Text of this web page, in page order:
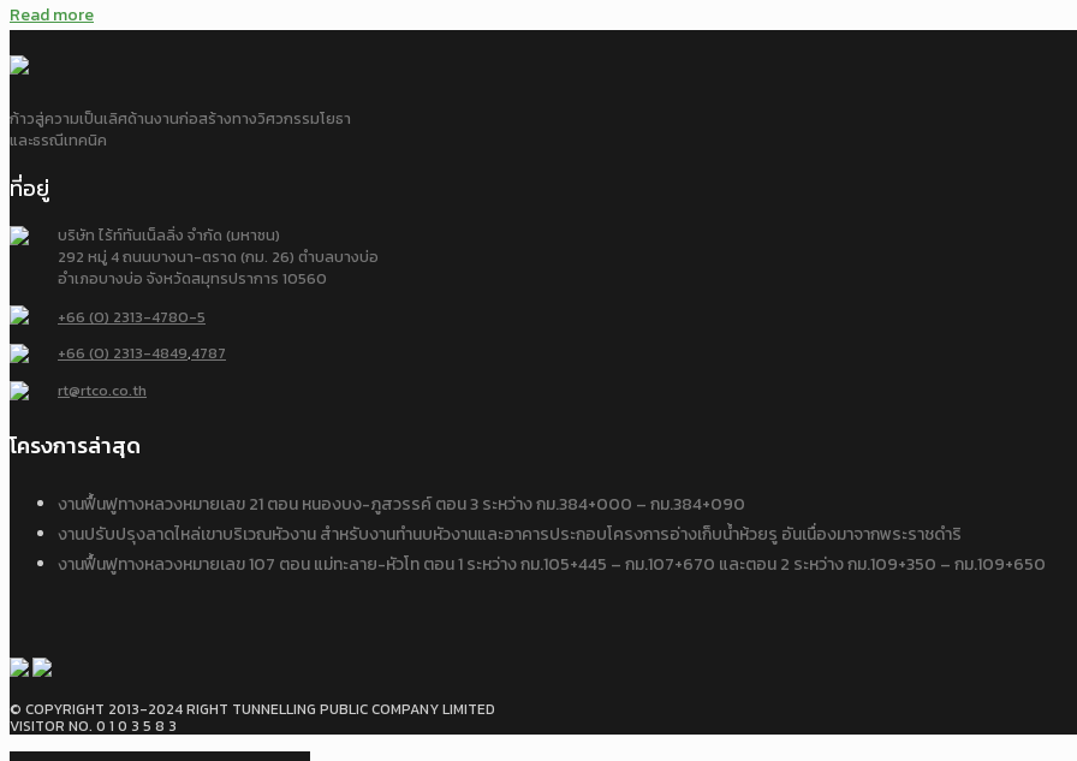
Read more
ก้าวสู่ความเป็นเลิศด้านงานก่อสร้างทางวิศวกรรมโยธา
และธรณีเทคนิค
ที่อยู่
บริษัท ไร้ท์ทันเน็ลลิ่ง จำกัด (มหาชน)
292 หมู่ 4 ถนนบางนา-ตราด (กม. 26) ตำบลบางบ่อ
อำเภอบางบ่อ จังหวัดสมุทรปราการ 10560
+66 (0) 2313-4780-5
+66 (0) 2313-4849,4787
rt@rtco.co.th
โครงการล่าสุด
งานฟื้นฟูทางหลวงหมายเลข 21 ตอน หนองบง-ภูสวรรค์ ตอน 3 ระหว่าง กม.384+000 – กม.384+090
งานปรับปรุงลาดไหล่เขาบริเวณหัวงาน สำหรับงานทำนบหัวงานและอาคารประกอบโครงการอ่างเก็บน้ำห้วยรู อันเนื่องมาจากพระราชดำริ
งานฟื้นฟูทางหลวงหมายเลข 107 ตอน แม่ทะลาย-หัวโท ตอน 1 ระหว่าง กม.105+445 – กม.107+670 และตอน 2 ระหว่าง กม.109+350 – กม.109+650
© COPYRIGHT 2013-2024 RIGHT TUNNELLING PUBLIC COMPANY LIMITED
VISITOR NO. 0 1 0 3 5 8 3